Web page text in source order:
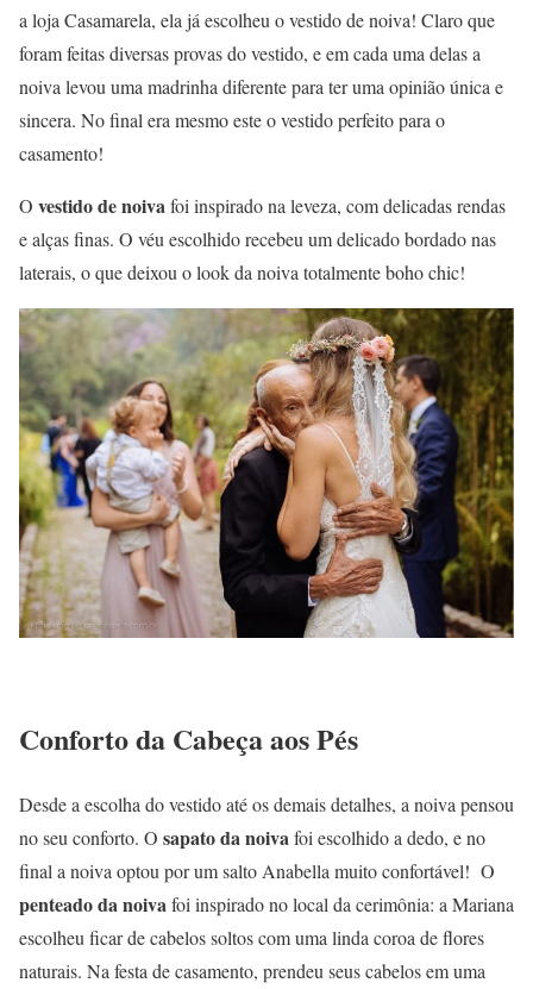
a loja Casamarela, ela já escolheu o vestido de noiva! Claro que
foram feitas diversas provas do vestido, e em cada uma delas a
noiva levou uma madrinha diferente para ter uma opinião única e
sincera. No final era mesmo este o vestido perfeito para o
casamento!
O vestido de noivafoi inspirado na leveza, com delicadas rendas
e alças finas. O véu escolhido recebeu um delicado bordado nas
laterais, o que deixou o look da noiva totalmente boho chic!
Conforto da Cabeça aos Pés
Desde a escolha do vestido até os demais detalhes, a noiva pensou
no seu conforto. O sapato da noivafoi escolhido a dedo, e no
final a noiva optou por um salto Anabella muito confortável! O
penteado da noivafoi inspirado no local da cerimônia: a Mariana
escolheu ficar de cabelos soltos com uma linda coroa de flores
naturais. Na festa de casamento, prendeu seus cabelos em uma